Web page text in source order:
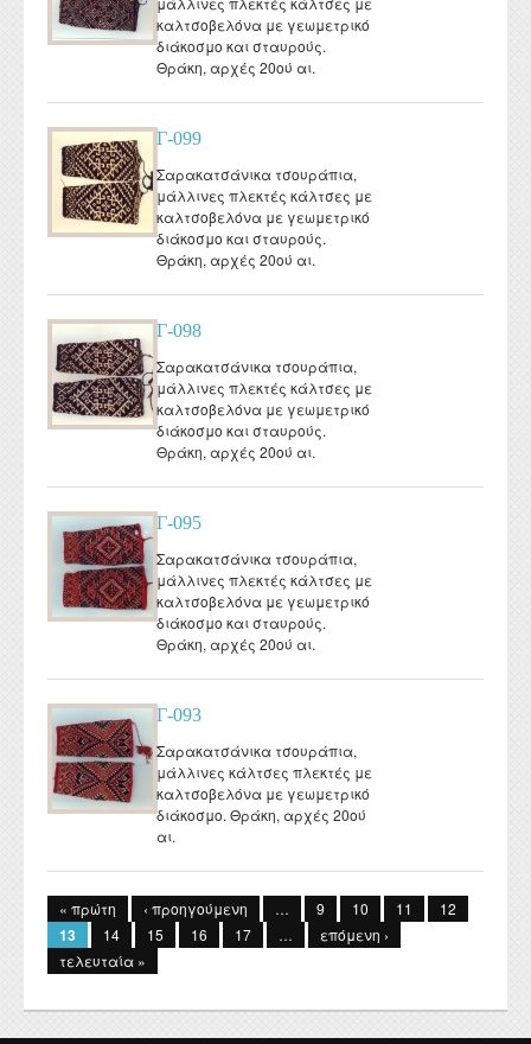
καλτσοβελόνα με γεωμετρικό
διάκοσμο και σταυρούς.
Θράκη, αρχές 20ού αι.
Γ-099
Σαρακατσάνικα τσουράπια,
μάλλινες πλεκτές κάλτσες με
καλτσοβελόνα με γεωμετρικό
διάκοσμο και σταυρούς.
Θράκη, αρχές 20ού αι.
Γ-098
Σαρακατσάνικα τσουράπια,
μάλλινες πλεκτές κάλτσες με
καλτσοβελόνα με γεωμετρικό
διάκοσμο και σταυρούς.
Θράκη, αρχές 20ού αι.
Γ-095
Σαρακατσάνικα τσουράπια,
μάλλινες πλεκτές κάλτσες με
καλτσοβελόνα με γεωμετρικό
διάκοσμο και σταυρούς.
Θράκη, αρχές 20ού αι.
Γ-093
Σαρακατσάνικα τσουράπια,
μάλλινες κάλτσες πλεκτές με
καλτσοβελόνα με γεωμετρικό
διάκοσμο. Θράκη, αρχές 20ού
αι.
« πρώτη ‹ προηγούμενη … 9 10 11 12
13 14 15 16 17 …
επόμενη ›
τελευταία »